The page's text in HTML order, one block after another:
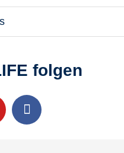
folgen